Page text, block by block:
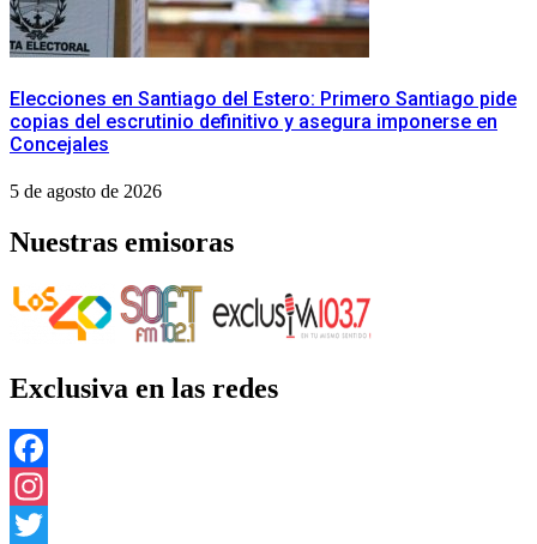
​Elecciones en Santiago del Estero: Primero Santiago pide
copias del escrutinio definitivo y asegura imponerse en
Concejales
5 de agosto de 2026
Nuestras emisoras
Exclusiva en las redes
Facebook
Instagram